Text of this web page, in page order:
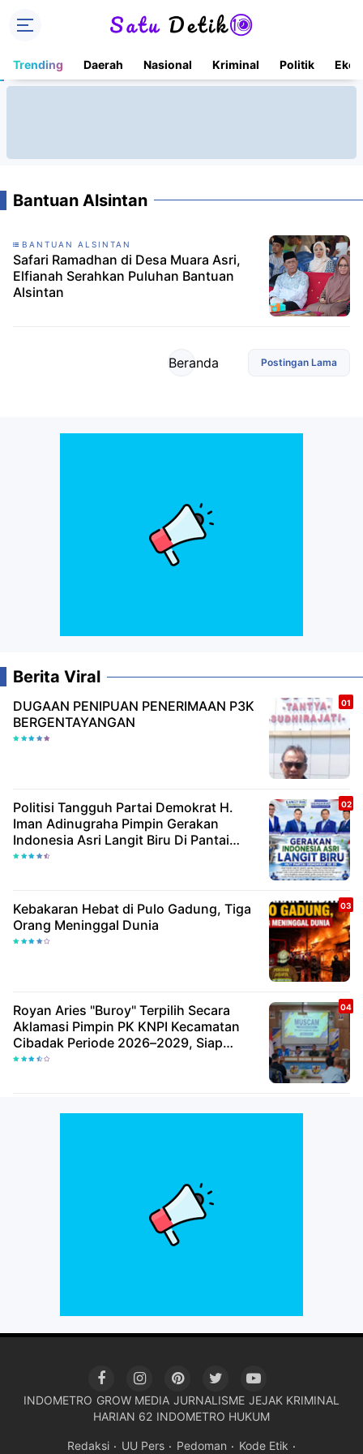
Trending Daerah Nasional Kriminal Politik
Bantuan Alsintan
BANTUAN ALSINTAN
Safari Ramadhan di Desa Muara Asri,
Elfianah Serahkan Puluhan Bantuan
Alsintan
Postingan Lama
Beranda
Berita Viral
DUGAAN PENIPUAN PENERIMAAN P3K
BERGENTAYANGAN
Politisi Tangguh Partai Demokrat H.
Iman Adinugraha Pimpin Gerakan
Indonesia Asri Langit Biru Di Pantai
Citepus
Kebakaran Hebat di Pulo Gadung, Tiga
Orang Meninggal Dunia
Royan Aries "Buroy" Terpilih Secara
Aklamasi Pimpin PK KNPI Kecamatan
Cibadak Periode 2026–2029, Siap
Wujudkan Pemuda Inovatif Dan
INDOMETRO GROW MEDIA JURNALISME JEJAK KRIMINAL
HARIAN 62 INDOMETRO HUKUM
Redaksi UU Pers Pedoman Kode Etik